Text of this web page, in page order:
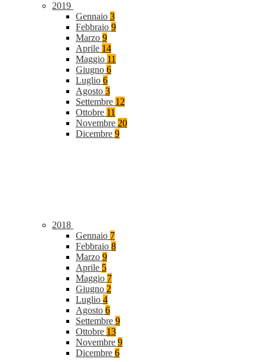
2019
Gennaio 3
Febbraio 9
Marzo 9
Aprile 14
Maggio 11
Giugno 6
Luglio 6
Agosto 3
Settembre 12
Ottobre 11
Novembre 20
Dicembre 9
2018
Gennaio 7
Febbraio 8
Marzo 9
Aprile 5
Maggio 7
Giugno 2
Luglio 4
Agosto 6
Settembre 9
Ottobre 13
Novembre 9
Dicembre 6